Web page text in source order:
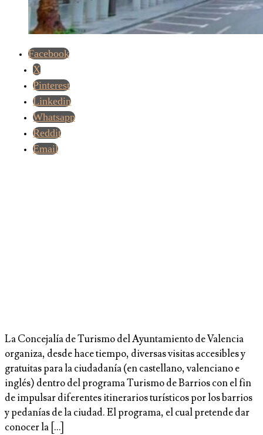
Facebook
X
Pinterest
Linkedin
Whatsapp
Reddit
Email
La Concejalía de Turismo del Ayuntamiento de Valencia
organiza, desde hace tiempo, diversas visitas accesibles y
gratuitas para la ciudadanía (en castellano, valenciano e
inglés) dentro del programa Turismo de Barrios con el fin
de impulsar diferentes itinerarios turísticos por los barrios
y pedanías de la ciudad. El programa, el cual pretende dar
conocer la […]